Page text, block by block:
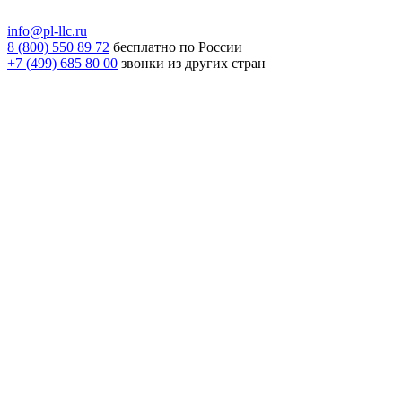
info@pl-llc.ru
8 (800) 550 89 72 бесплатно по России
+7 (499) 685 80 00 звонки из других стран